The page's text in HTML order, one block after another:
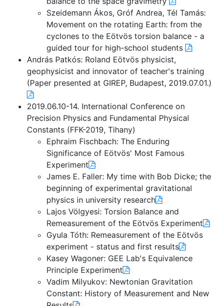
Szeidemann Ákos, Gróf Andrea, Tél Tamás:
Movement on the rotating Earth: from the
cyclones to the Eötvös torsion balance - a
guided tour for high-school students
András Patkós: Roland Eötvös physicist,
geophysicist and innovator of teacher's training
(Paper presented at GIREP, Budapest, 2019.07.01.)
2019.06.10-14. International Conference on
Precision Physics and Fundamental Physical
Constants (FFK-2019, Tihany)
Ephraim Fischbach: The Enduring
Significance of Eötvös' Most Famous
Experiment
James E. Faller: My time with Bob Dicke; the
beginning of experimental gravitational
physics in university research
Lajos Völgyesi: Torsion Balance and
Remeasurement of the Eötvös Experiment
Gyula Tóth: Remeasurement of the Eötvös
experiment - status and first results
Kasey Wagoner: GEE Lab's Equivalence
Principle Experiment
Vadim Milyukov: Newtonian Gravitation
Constant: History of Measurement and New